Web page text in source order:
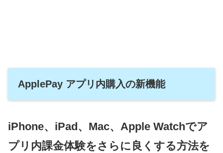
ApplePay アプリ内購入の新機能
iPhone、iPad、Mac、Apple Watchでア
プリ内課金体験をさらに良くする方法を